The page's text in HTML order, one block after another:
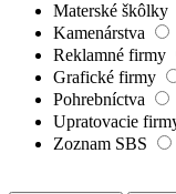
Materské škôlky
Kamenárstva
Reklamné firmy
Grafické firmy
Pohrebníctva
Upratovacie
Zoznam SBS